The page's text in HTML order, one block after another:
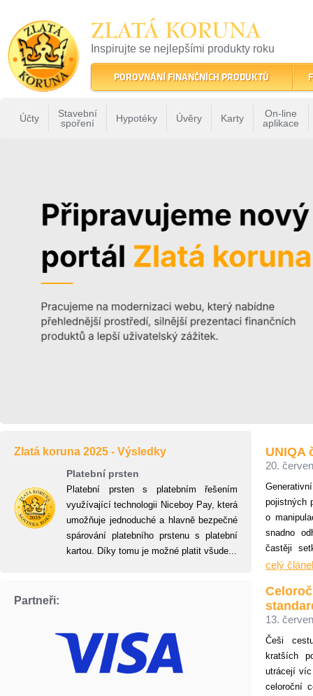
ZLATÁ KORUNA
Inspirujte se nejlepšími produkty roku
22 let tradice a kvality na finančním trhu
POROVNÁNÍ FINANČNÍCH PRODUKTŮ
Účty
Stavební
spoření
Hypotéky Úvěry Karty
On-line
aplikace
UNIQA
20.
pojistných
o
snadno
častěji
pohled
celý
13.
Češi
kratších
utrácejí
celoroční
Zlatá koruna 2025 - Výsledky
Platební prsten
Platební prsten s platebním řešením
využívající technologii Niceboy Pay, která
umožňuje jednoduché a hlavně bezpečné
spárování platebního prstenu s platební
kartou. Díky tomu je možné platit všude...
Partneři: